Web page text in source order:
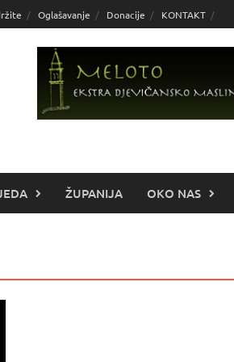
Oglašavanje Donacije KONTAKT
ŽUPANIJA OKO NAS